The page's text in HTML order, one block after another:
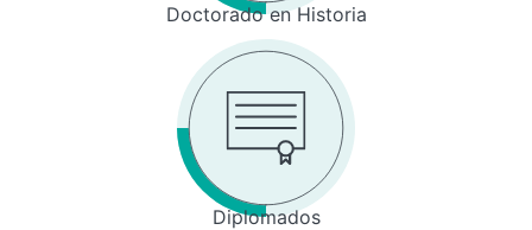
Doctorado en Historia
Diplomados